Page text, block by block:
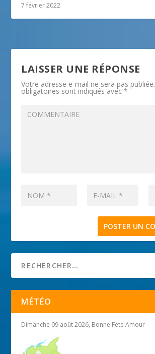
7 février 2022
LAISSER UNE RÉPONSE
Votre adresse e-mail ne sera pas publiée.
obligatoires sont indiqués avec*
MÉTÉO
Dimanche 09 août 2026, Bonne Fête Amour